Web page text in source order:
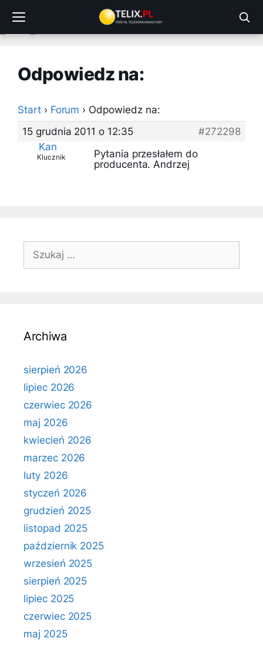
treści
Odpowiedz na:
Start › Forum › Odpowiedz na:
15 grudnia 2011 o 12:35
#272298
Kan
Klucznik
Pytania przesłałem do
producenta. Andrzej
Szukaj:
Archiwa
sierpień 2026
lipiec 2026
czerwiec 2026
maj 2026
kwiecień 2026
marzec 2026
luty 2026
styczeń 2026
grudzień 2025
listopad 2025
październik 2025
wrzesień 2025
sierpień 2025
lipiec 2025
czerwiec 2025
maj 2025